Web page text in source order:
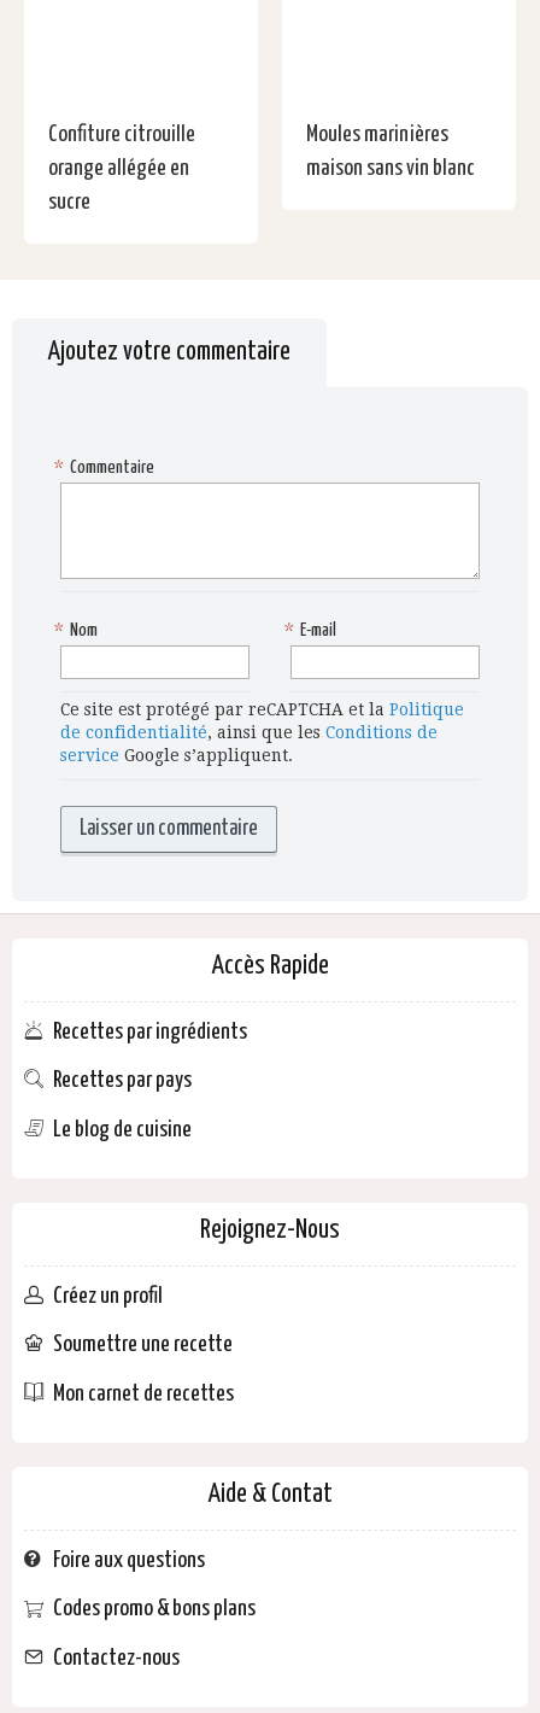
Confiture citrouille
orange allégée en
sucre
Moules marinières
maison sans vin blanc
Ajoutez votre commentaire
Commentaire
*
Nom
* E-mail
*
Ce site est protégé par reCAPTCHA et la Politique
de confidentialité, ainsi que les Conditions de
service Google s’appliquent.
Accès Rapide
Recettes par ingrédients
Recettes par pays
Le blog de cuisine
Rejoignez-Nous
Créez un profil
Soumettre une recette
Mon carnet de recettes
Aide & Contat
Foire aux questions
Codes promo & bons plans
Contactez-nous